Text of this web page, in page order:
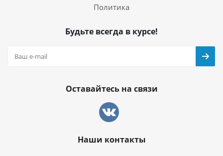
Политика
Будьте всегда в курсе!
Оставайтесь на связи
Наши контакты